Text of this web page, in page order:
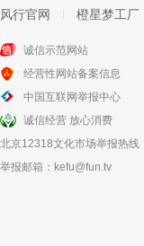
风行官网 橙星梦工厂
诚信示范网站
经营性网站备案信息
中国互联网举报中心
诚信经营 放心消费
北京12318文化市场举报热线
举报邮箱： kefu@fun.tv